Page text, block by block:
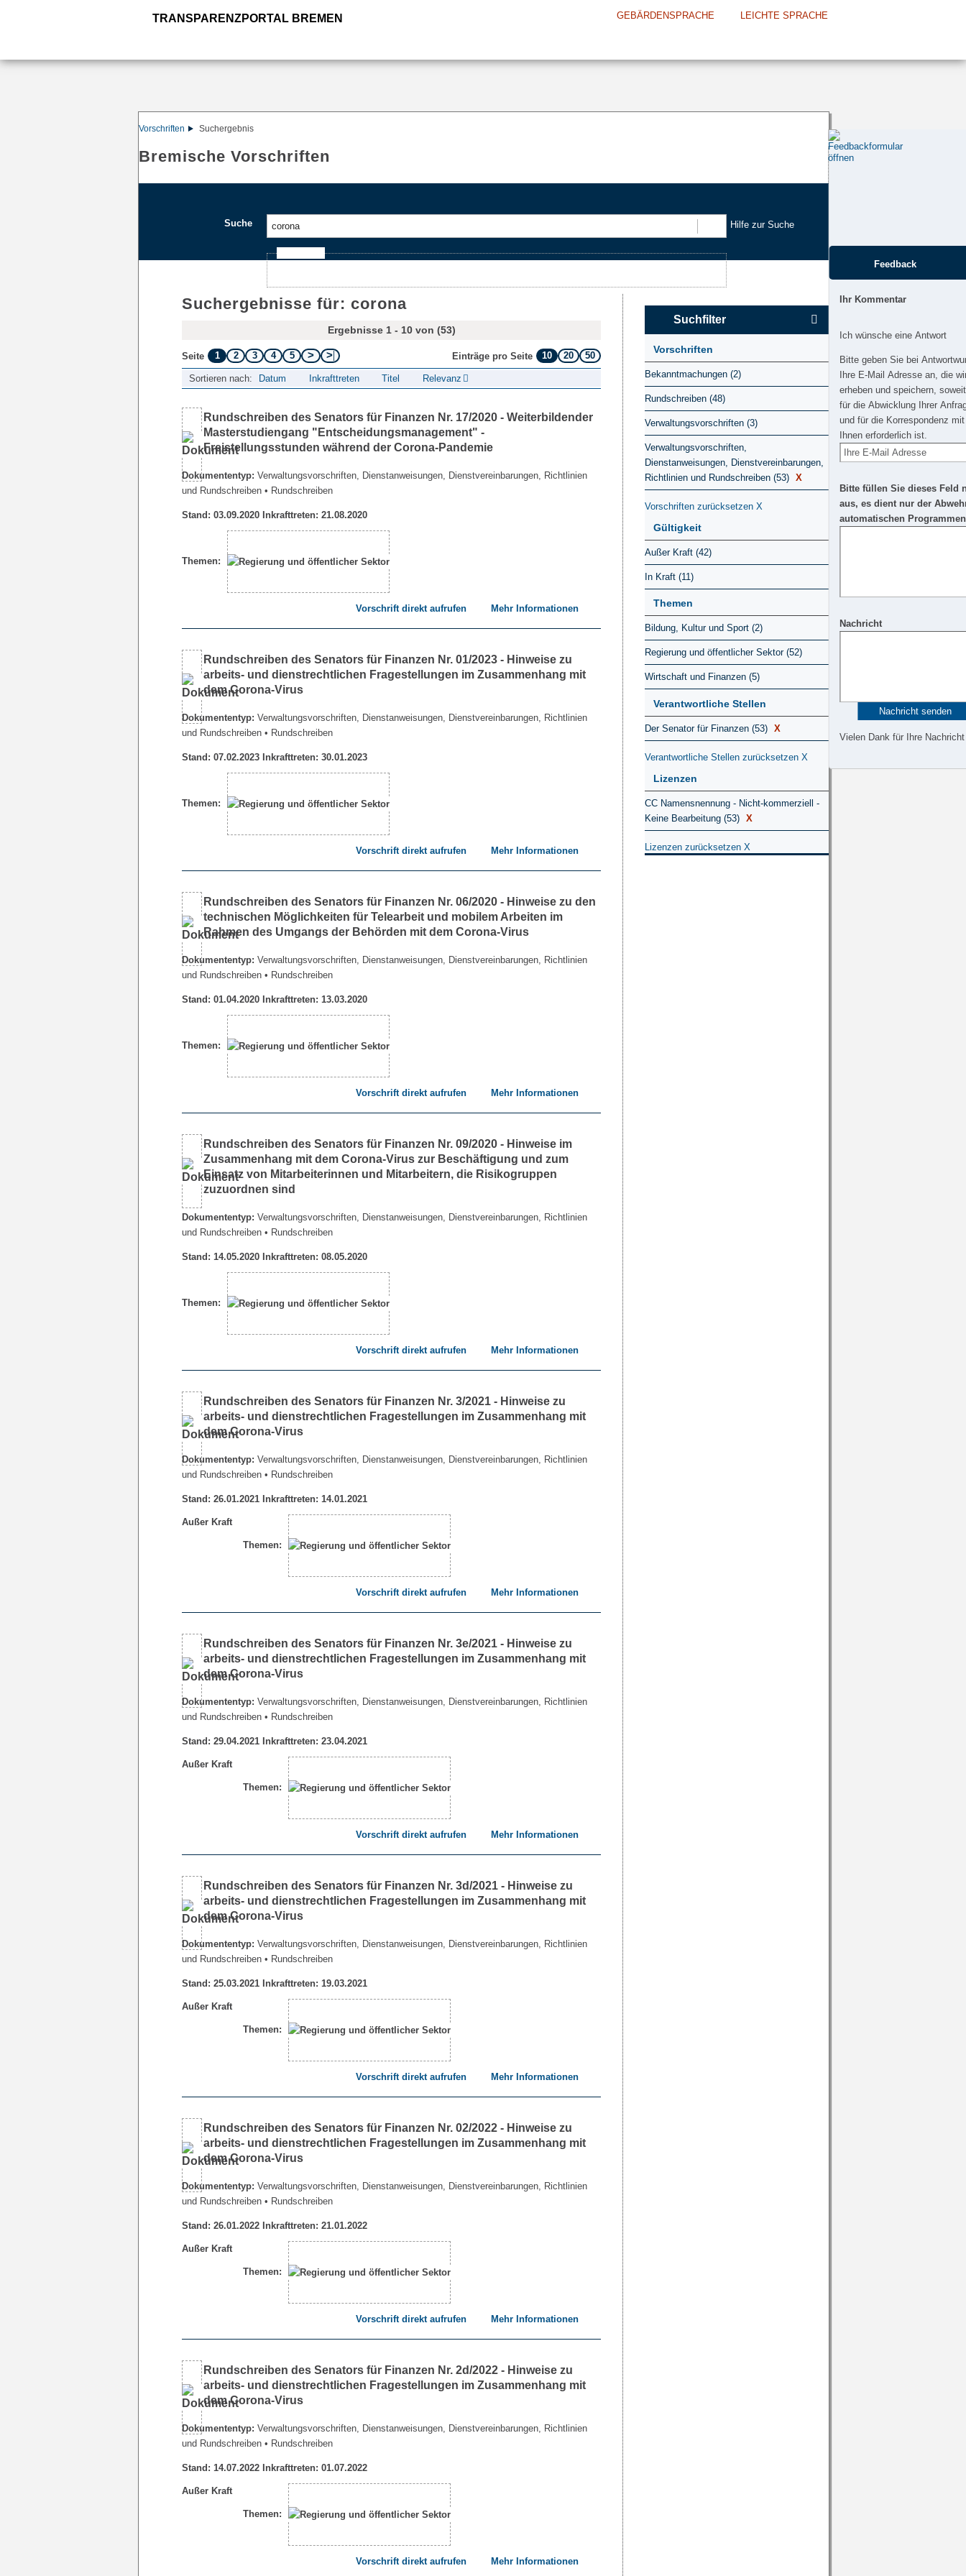
TRANSPARENZPORTAL BREMEN GEBÄRDENSPRACHE LEICHTE SPRACHE
Vorschriften Suchergebnis
Bremische Vorschriften
Suche Hilfe zur Suche
Suchergebnisse für: corona
Ergebnisse 1 - 10 von (53)
Seite 1 2 3 4 5 Einträge pro Seite 10 20 50
Sortieren nach: Datum Inkrafttreten Titel Relevanz
Rundschreiben des Senators für Finanzen Nr. 17/2020 - Weiterbildender
Masterstudiengang "Entscheidungsmanagement" -
Freistellungsstunden während der Corona-Pandemie
Dokumententyp: Verwaltungsvorschriften, Dienstanweisungen, Dienstvereinbarungen, Richtlinien
und Rundschreiben • Rundschreiben
Stand: 03.09.2020 Inkrafttreten: 21.08.2020
Themen:
Vorschrift direkt aufrufen Mehr Informationen
Rundschreiben des Senators für Finanzen Nr. 01/2023 - Hinweise zu
arbeits- und dienstrechtlichen Fragestellungen im Zusammenhang mit
dem Corona-Virus
Dokumententyp: Verwaltungsvorschriften, Dienstanweisungen, Dienstvereinbarungen, Richtlinien
und Rundschreiben • Rundschreiben
Stand: 07.02.2023 Inkrafttreten: 30.01.2023
Themen:
Vorschrift direkt aufrufen Mehr Informationen
Rundschreiben des Senators für Finanzen Nr. 06/2020 - Hinweise zu den
technischen Möglichkeiten für Telearbeit und mobilem Arbeiten im
Rahmen des Umgangs der Behörden mit dem Corona-Virus
Dokumententyp: Verwaltungsvorschriften, Dienstanweisungen, Dienstvereinbarungen, Richtlinien
und Rundschreiben • Rundschreiben
Stand: 01.04.2020 Inkrafttreten: 13.03.2020
Themen:
Vorschrift direkt aufrufen Mehr Informationen
Rundschreiben des Senators für Finanzen Nr. 09/2020 - Hinweise im
Zusammenhang mit dem Corona-Virus zur Beschäftigung und zum
Einsatz von Mitarbeiterinnen und Mitarbeitern, die Risikogruppen
zuzuordnen sind
Dokumententyp: Verwaltungsvorschriften, Dienstanweisungen, Dienstvereinbarungen, Richtlinien
und Rundschreiben • Rundschreiben
Stand: 14.05.2020 Inkrafttreten: 08.05.2020
Themen:
Vorschrift direkt aufrufen Mehr Informationen
Rundschreiben des Senators für Finanzen Nr. 3/2021 - Hinweise zu
arbeits- und dienstrechtlichen Fragestellungen im Zusammenhang mit
dem Corona-Virus
Dokumententyp: Verwaltungsvorschriften, Dienstanweisungen, Dienstvereinbarungen, Richtlinien
und Rundschreiben • Rundschreiben
Stand: 26.01.2021 Inkrafttreten: 14.01.2021
Außer Kraft
Themen:
Vorschrift direkt aufrufen Mehr Informationen
Rundschreiben des Senators für Finanzen Nr. 3e/2021 - Hinweise zu
arbeits- und dienstrechtlichen Fragestellungen im Zusammenhang mit
dem Corona-Virus
Dokumententyp: Verwaltungsvorschriften, Dienstanweisungen, Dienstvereinbarungen, Richtlinien
und Rundschreiben • Rundschreiben
Stand: 29.04.2021 Inkrafttreten: 23.04.2021
Außer Kraft
Themen:
Vorschrift direkt aufrufen Mehr Informationen
Rundschreiben des Senators für Finanzen Nr. 3d/2021 - Hinweise zu
arbeits- und dienstrechtlichen Fragestellungen im Zusammenhang mit
dem Corona-Virus
Dokumententyp: Verwaltungsvorschriften, Dienstanweisungen, Dienstvereinbarungen, Richtlinien
und Rundschreiben • Rundschreiben
Stand: 25.03.2021 Inkrafttreten: 19.03.2021
Außer Kraft
Themen:
Vorschrift direkt aufrufen Mehr Informationen
Rundschreiben des Senators für Finanzen Nr. 02/2022 - Hinweise zu
arbeits- und dienstrechtlichen Fragestellungen im Zusammenhang mit
dem Corona-Virus
Dokumententyp: Verwaltungsvorschriften, Dienstanweisungen, Dienstvereinbarungen, Richtlinien
und Rundschreiben • Rundschreiben
Stand: 26.01.2022 Inkrafttreten: 21.01.2022
Außer Kraft
Themen:
Vorschrift direkt aufrufen Mehr Informationen
Rundschreiben des Senators für Finanzen Nr. 2d/2022 - Hinweise zu
arbeits- und dienstrechtlichen Fragestellungen im Zusammenhang mit
dem Corona-Virus
Dokumententyp: Verwaltungsvorschriften, Dienstanweisungen, Dienstvereinbarungen, Richtlinien
und Rundschreiben • Rundschreiben
Stand: 14.07.2022 Inkrafttreten: 01.07.2022
Außer Kraft
Themen:
Vorschrift direkt aufrufen Mehr Informationen
Suchfilter
Vorschriften
Bekanntmachungen (2)
Rundschreiben (48)
Verwaltungsvorschriften (3)
Verwaltungsvorschriften,
Dienstanweisungen, Dienstvereinbarungen,
Richtlinien und Rundschreiben (53) X
Vorschriften zurücksetzen X
Gültigkeit
Außer Kraft (42)
In Kraft (11)
Themen
Bildung, Kultur und Sport (2)
Regierung und öffentlicher Sektor (52)
Wirtschaft und Finanzen (5)
Verantwortliche Stellen
Der Senator für Finanzen (53) X
Verantwortliche Stellen zurücksetzen X
Lizenzen
CC Namensnennung - Nicht-kommerziell -
Keine Bearbeitung (53) X
Lizenzen zurücksetzen X
Feedback
Ihr Kommentar
Ich wünsche eine Antwort
Bitte geben Sie bei
Ihre E-Mail Adresse an, die
erheben und speichern,
für die Abwicklung Ihrer
und für die Korrespondenz mit
Ihnen erforderlich ist.
Bitte füllen Sie dieses Feld
aus, es dient nur der
automatischen
Nachricht
Vielen Dank für Ihre Nachricht